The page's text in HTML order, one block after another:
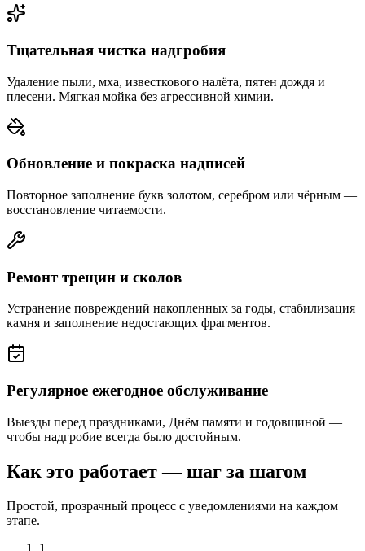
Тщательная чистка надгробия
Удаление пыли, мха, известкового налёта, пятен дождя и
плесени. Мягкая мойка без агрессивной химии.
Обновление и покраска надписей
Повторное заполнение букв золотом, серебром или чёрным —
восстановление читаемости.
Ремонт трещин и сколов
Устранение повреждений накопленных за годы, стабилизация
камня и заполнение недостающих фрагментов.
Регулярное ежегодное обслуживание
Выезды перед праздниками, Днём памяти и годовщиной —
чтобы надгробие всегда было достойным.
Как это работает — шаг за шагом
Простой, прозрачный процесс с уведомлениями на каждом
этапе.
1